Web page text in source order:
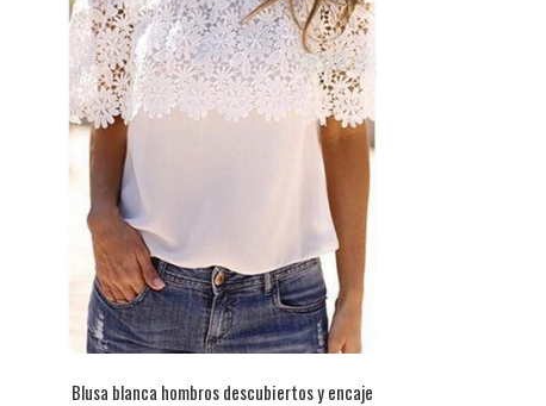
Blusa blanca hombros descubiertos y encaje